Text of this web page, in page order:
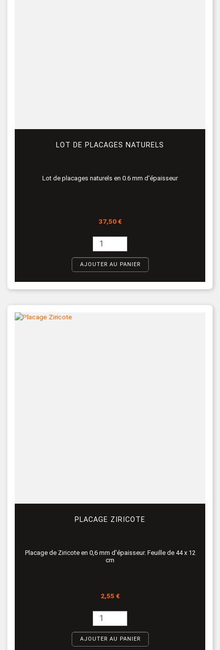
LOT DE PLACAGES NATURELS
Lot de placages naturels en 0.6 mm d'épaisseur
Prix
37,50 €
AJOUTER AU PANIER
PLACAGE ZIRICOTE
Placage de Ziricote en 0,6 mm d'épaisseur. Feuille de 44 x 12
cm
Prix
2,55 €
AJOUTER AU PANIER